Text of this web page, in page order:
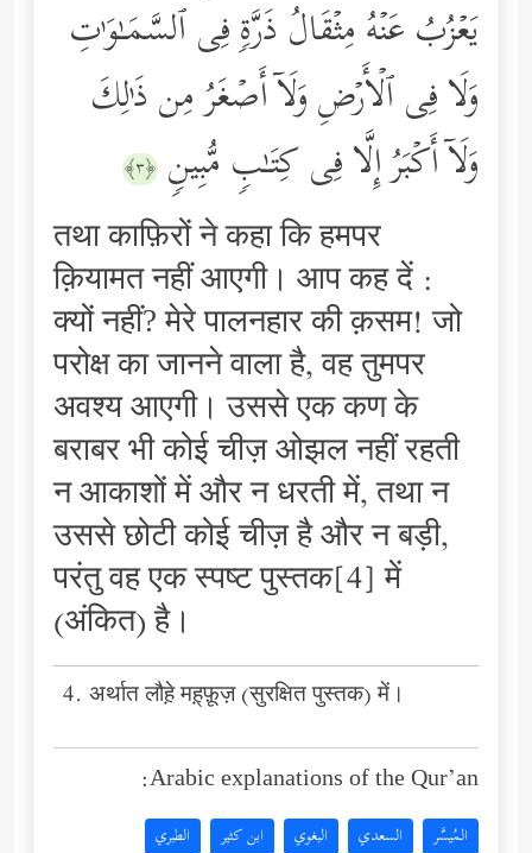
یَعۡزُبُ عَنۡهُ مِثۡقَالُ ذَرَّةࣲ فِی ٱلسَّمَـٰوَ ٰ⁠تِ
وَلَا فِی ٱلۡأَرۡضِ وَلَاۤ أَصۡغَرُ مِن ذَ ٰ⁠لِكَ
وَلَاۤ أَكۡبَرُ إِلَّا فِی كِتَـٰبࣲ مُّبِینࣲ ﴿٣﴾
तथा काफ़िरों ने कहा कि हमपर
क़ियामत नहीं आएगी। आप कह दें :
क्यों नहीं? मेरे पालनहार की क़सम! जो
परोक्ष का जानने वाला है, वह तुमपर
अवश्य आएगी। उससे एक कण के
बराबर भी कोई चीज़ ओझल नहीं रहती
न आकाशों में और न धरती में, तथा न
उससे छोटी कोई चीज़ है और न बड़ी,
परंतु वह एक स्पष्ट पुस्तक[4] में
(अंकित) है।
4. अर्थात लौह़े मह़्फ़ूज़ (सुरक्षित पुस्तक) में।
Arabic explanations of the Qur’an:
المُيسَّر السعدي البغوي ابن كثير الطبري